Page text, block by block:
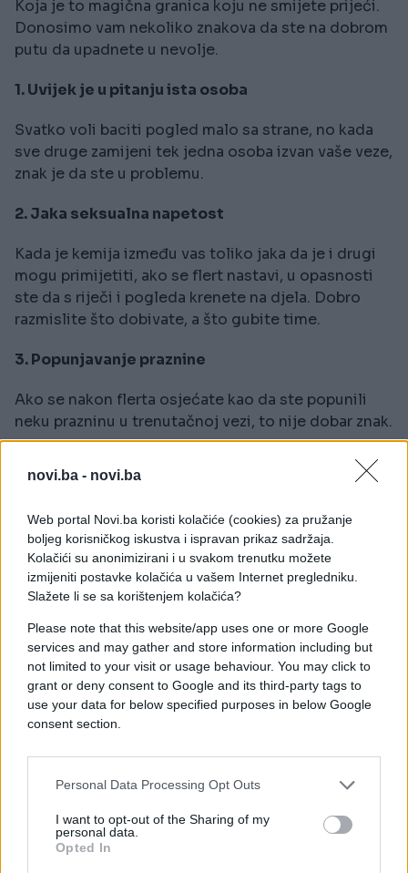
novi.ba - novi.ba
Web portal Novi.ba koristi kolačiće (cookies) za pružanje
boljeg korisničkog iskustva i ispravan prikaz sadržaja.
Kolačići su anonimizirani i u svakom trenutku možete
izmijeniti postavke kolačića u vašem Internet pregledniku.
Slažete li se sa korištenjem kolačića?
Please note that this website/app uses one or more Google
services and may gather and store information including but
not limited to your visit or usage behaviour. You may click to
grant or deny consent to Google and its third-party tags to
use your data for below specified purposes in below Google
consent section.
Personal Data Processing Opt Outs
I want to opt-out of the Sharing of my
personal data.
Opted In
Koja je to magična granica koju ne smijete prijeći.
Donosimo vam nekoliko znakova da ste na dobrom
putu da upadnete u nevolje.
1. Uvijek je u pitanju ista osoba
Svatko voli baciti pogled malo sa strane, no kada
sve druge zamijeni tek jedna osoba izvan vaše veze,
znak je da ste u problemu.
2. Jaka seksualna napetost
Kada je kemija između vas toliko jaka da je i drugi
mogu primijetiti, ako se flert nastavi, u opasnosti
ste da s riječi i pogleda krenete na djela. Dobro
razmislite što dobivate, a što gubite time.
3. Popunjavanje praznine
Ako se nakon flerta osjećate kao da ste popunili
neku prazninu u trenutačnoj vezi, to nije dobar znak.
osoba, no flertujete s nekim tko je rođen takav,
budite iskreni prema samima sebi.
5. Strah te da će partner saznati
Ovo je najbolji test za tvoju vezu i granice flerta –
ako se pitaš kako bi tvoj partner reagirao da te
uhvati u flertu te ako tvoj odgovor graniči s
panikom, znak je da prelaziš određenu granicu.